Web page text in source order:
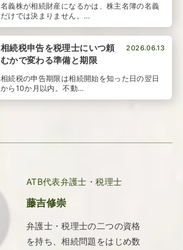
名義株が相続財産になるかは、株主名簿の名義
だけでは決まりません。…
相続税申告を税理士にいつ頼
むかで変わる準備と期限
相続税の申告期限は相続開始を知った日の翌日
から10か月以内。不動…
2026.06.13
ATB代表弁護士・税理士
藤吉修崇
弁護士・税理士の二つの資格
を持ち、相続問題をはじめ数